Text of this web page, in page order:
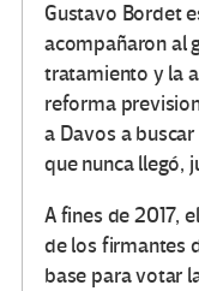
Gustavo Bordet
acompañaron al
tratamiento y la
reforma
a Davos a
que nunca llegó,
A fines de 2017,
de los firmantes
base para votar